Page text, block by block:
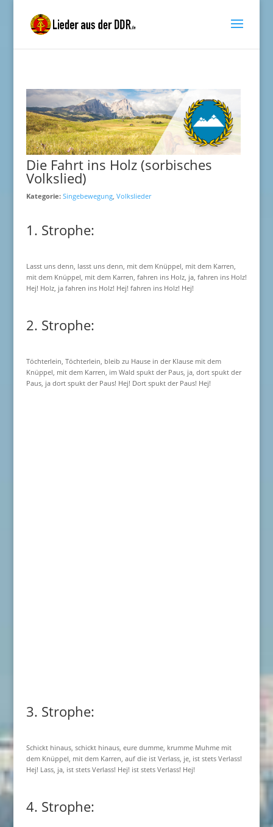
Die Fahrt ins Holz (sorbisches
Volkslied)
Kategorie: Singebewegung, Volkslieder
1. Strophe:
Lasst uns denn, lasst uns denn, mit dem Knüppel, mit dem Karren,
mit dem Knüppel, mit dem Karren, fahren ins Holz, ja, fahren ins Holz!
Hej! Holz, ja fahren ins Holz! Hej! fahren ins Holz! Hej!
2. Strophe:
Töchterlein, Töchterlein, bleib zu Hause in der Klause mit dem
Knüppel, mit dem Karren, im Wald spukt der Paus, ja, dort spukt der
Paus, ja dort spukt der Paus! Hej! Dort spukt der Paus! Hej!
3. Strophe:
Schickt hinaus, schickt hinaus, eure dumme, krumme Muhme mit
dem Knüppel, mit dem Karren, auf die ist Verlass, je, ist stets Verlass!
Hej! Lass, ja, ist stets Verlass! Hej! ist stets Verlass! Hej!
4. Strophe: